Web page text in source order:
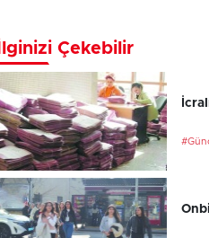
İlginizi Çekebilir